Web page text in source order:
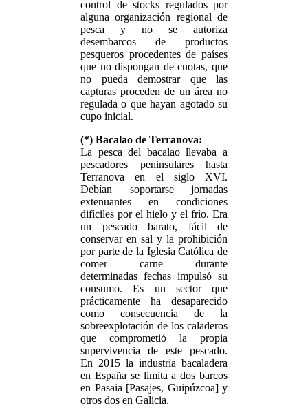
control de stocks regulados por
alguna organización regional de
pesca y no se autoriza
desembarcos de productos
pesqueros procedentes de países
que no dispongan de cuotas, que
no pueda demostrar que las
capturas proceden de un área no
regulada o que hayan agotado su
cupo inicial.
(*) Bacalao de Terranova:
La pesca del bacalao llevaba a
pescadores peninsulares hasta
Terranova en el siglo XVI.
Debían soportarse jornadas
extenuantes en condiciones
difíciles por el hielo y el frío. Era
un pescado barato, fácil de
conservar en sal y la prohibición
por parte de la Iglesia Católica de
comer carne durante
determinadas fechas impulsó su
consumo. Es un sector que
prácticamente ha desaparecido
como consecuencia de la
sobreexplotación de los caladeros
que comprometió la propia
supervivencia de este pescado.
En 2015 la industria bacaladera
en España se limita a dos barcos
en Pasaia [Pasajes, Guipúzcoa] y
otros dos en Galicia.